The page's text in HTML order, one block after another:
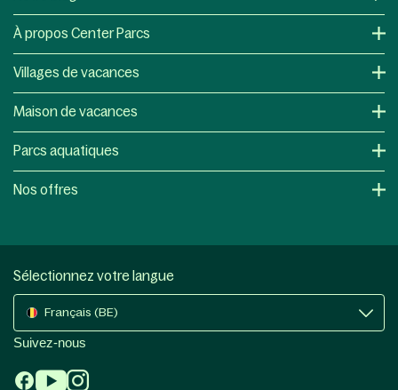
À propos Center Parcs
Villages de vacances
Maison de vacances
Parcs aquatiques
Nos offres
Sélectionnez votre langue
Français (BE)
Suivez-nous